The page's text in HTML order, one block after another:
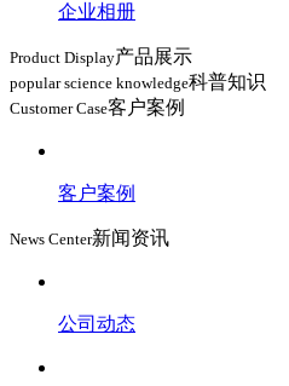
企业相册
Product Display产品展示
popular science knowledge科普知识
Customer Case客户案例
客户案例
News Center新闻资讯
公司动态